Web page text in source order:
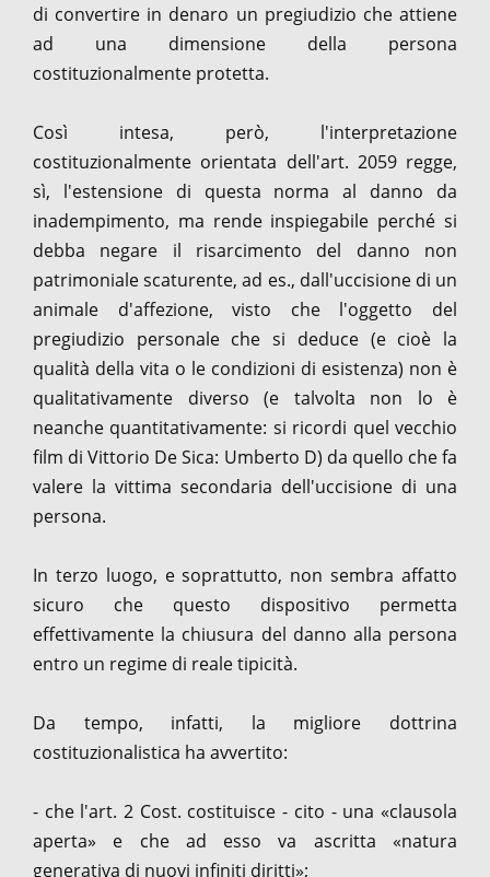
di convertire in denaro un pregiudizio che attiene
ad una dimensione della persona
costituzionalmente protetta.
Così intesa, però, l'interpretazione
costituzionalmente orientata dell'art. 2059 regge,
sì, l'estensione di questa norma al danno da
inadempimento, ma rende inspiegabile perché si
debba negare il risarcimento del danno non
patrimoniale scaturente, ad es., dall'uccisione di un
animale d'affezione, visto che l'oggetto del
pregiudizio personale che si deduce (e cioè la
qualità della vita o le condizioni di esistenza) non è
qualitativamente diverso (e talvolta non lo è
neanche quantitativamente: si ricordi quel vecchio
film di Vittorio De Sica: Umberto D) da quello che fa
valere la vittima secondaria dell'uccisione di una
persona.
In terzo luogo, e soprattutto, non sembra affatto
sicuro che questo dispositivo permetta
effettivamente la chiusura del danno alla persona
entro un regime di reale tipicità.
Da tempo, infatti, la migliore dottrina
costituzionalistica ha avvertito:
- che l'art. 2 Cost. costituisce - cito - una «clausola
aperta» e che ad esso va ascritta «natura
generativa di nuovi infiniti diritti»;